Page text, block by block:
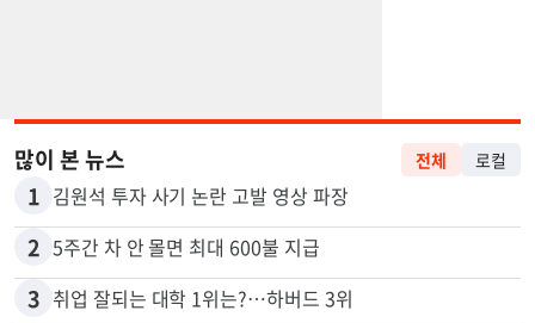
많이 본 뉴스
1 김원석 투자 사기 논란 고발 영상 파장
2 5주간 차 안 몰면 최대 600불 지급